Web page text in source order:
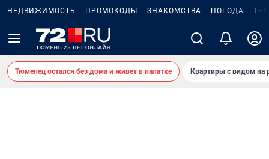
НЕДВИЖИМОСТЬ ПРОМОКОДЫ ЗНАКОМСТВА ПОГОДА
Тюменец остался без дома и живет в палатке Квартиры с видом на